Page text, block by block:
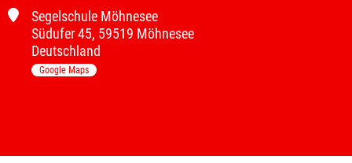
Segelschule Möhnesee
Südufer45, 59519 Möhnesee
Deutschland
Google Maps